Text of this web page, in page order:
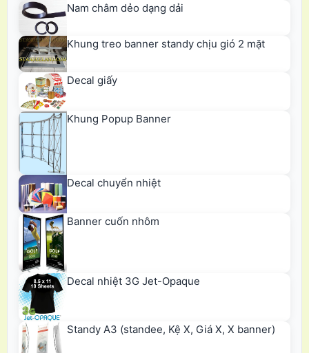
Nam châm dẻo dạng dải
Khung treo banner standy chịu gió 2 mặt
Decal giấy
Khung Popup Banner
Decal chuyển nhiệt
Banner cuốn nhôm
Decal nhiệt 3G Jet-Opaque
Standy A3 (standee, Kệ X, Giá X, X banner)